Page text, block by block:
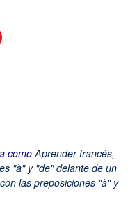
comoAprender francés,
"à" y "de" delante de un
las preposiciones "à" y